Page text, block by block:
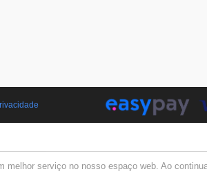
melhor serviço no nosso espaço web. Ao